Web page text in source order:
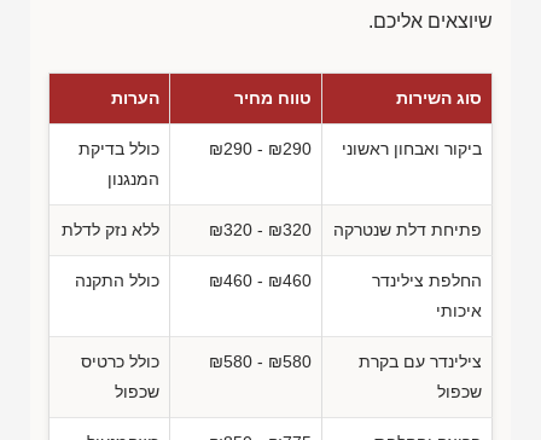
שיוצאים אליכם.
סוג השירות טווח מחיר הערות
ביקור ואבחון ראשוני ₪290 - ₪290
כולל בדיקת
המנגנון
פתיחת דלת שנטרקה ₪320 - ₪320 ללא נזק לדלת
החלפת צילינדר
איכותי
₪460 - ₪460 כולל התקנה
צילינדר עם בקרת
שכפול
₪580 - ₪580
כולל כרטיס
שכפול